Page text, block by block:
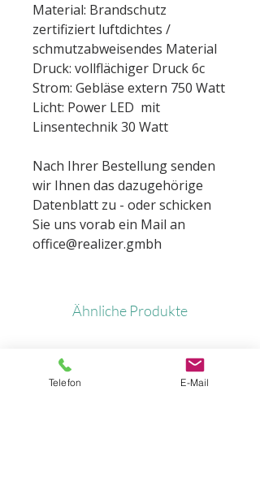
Material: Brandschutz
zertifiziert luftdichtes /
schmutzabweisendes Material
Druck: vollflächiger Druck 6c
Strom: Gebläse extern 750 Watt
Licht: Power LED mit
Linsentechnik 30 Watt
Nach Ihrer Bestellung senden
wir Ihnen das dazugehörige
Datenblatt zu - oder schicken
Sie uns vorab ein Mail an
office@realizer.gmbh
Ähnliche Produkte
Telefon E-Mail